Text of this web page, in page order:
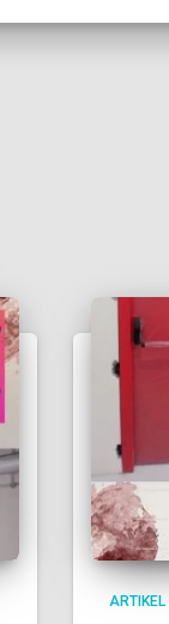
ARTIKEL